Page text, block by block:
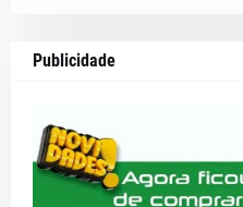
Publicidade